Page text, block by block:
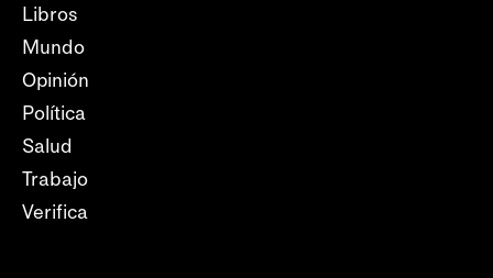
Libros
Mundo
Opinión
Política
Salud
Trabajo
Verifica